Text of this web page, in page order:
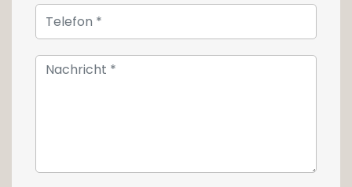
Pour plus d'informations, ou pour une visite,
merci de nous contacter au tél: 26 54 17 17.